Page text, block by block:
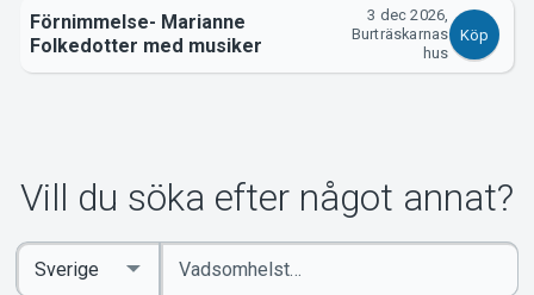
Förnimmelse- Marianne
Folkedotter med musiker
3 dec 2026,
Burträskarnas
hus
Köp
Vill du söka efter något annat?
Ange
sökord
Select
Country